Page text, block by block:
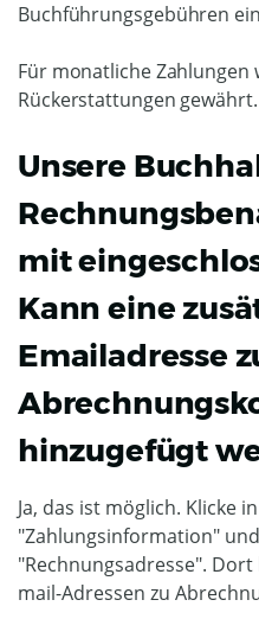
Buchführungsgebühren
Für monatliche Zahlungen
Rückerstattungen gewährt.
Unsere
mit
Kann eine
Emailadresse
hinzugefügt
Ja, das ist möglich. Klicke
"Zahlungsinformation"
"Rechnungsadresse".
mail-Adressen zu